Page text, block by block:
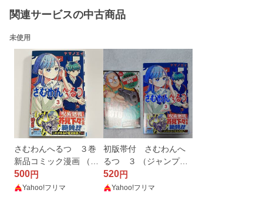
関連サービスの中古商品
未使用
さむわんへるつ ３巻
新品コミック漫画 （ジ
ャンプコミックス） ヤ
マノエイ／著
500円
Yahoo!フリマ
初版帯付 さむわんへ
るつ ３ （ジャンプコ
ミックス） ヤマノエイ
／著
520円
Yahoo!フリマ